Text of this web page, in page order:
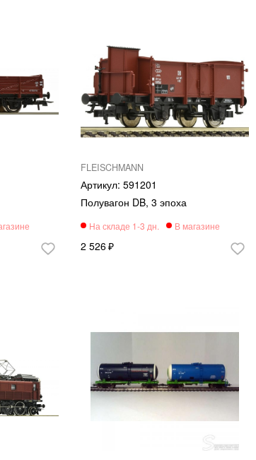
FLEISCHMANN
591201
Полувагон DB, 3 эпоха
2 526